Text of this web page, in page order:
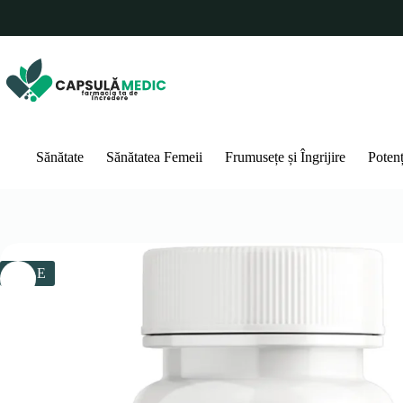
conținut
Sănătate Sănătatea Femeii Frumusețe și Îngrijire
SALE